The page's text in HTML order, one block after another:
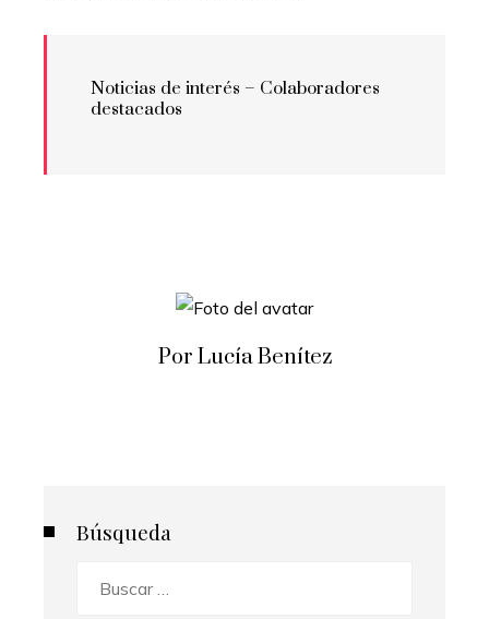
Noticias de interés – Colaboradores
destacados
Por Lucía Benítez
Búsqueda